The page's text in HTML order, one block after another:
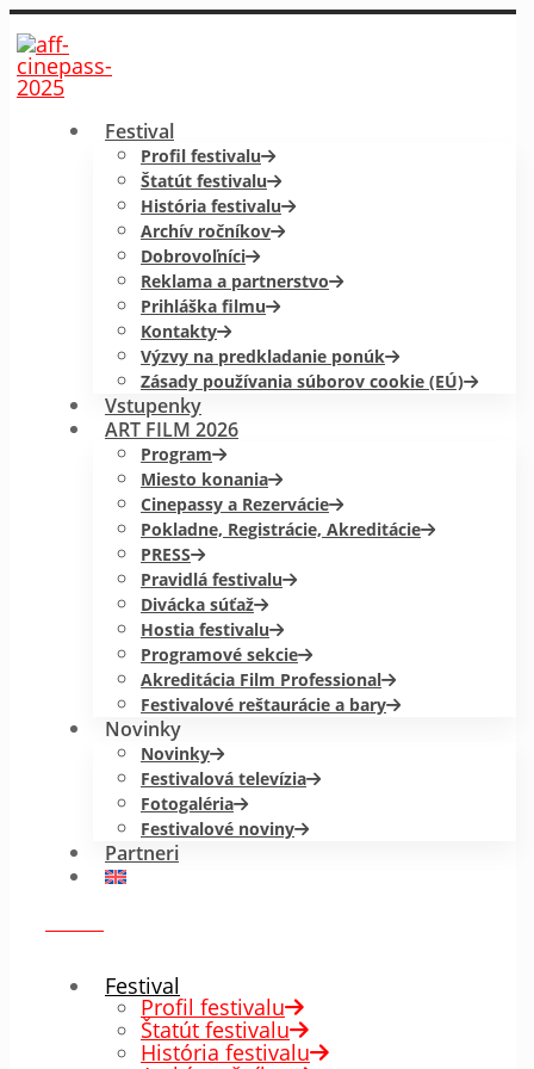
Festival
Profil festivalu
Štatút festivalu
História festivalu
Archív ročníkov
Dobrovoľníci
Reklama a partnerstvo
Prihláška filmu
Kontakty
Výzvy na predkladanie ponúk
Zásady používania súborov cookie (EÚ)
Vstupenky
ART FILM 2026
Program
Miesto konania
Cinepassy a Rezervácie
Pokladne, Registrácie, Akreditácie
PRESS
Pravidlá festivalu
Divácka súťaž
Hostia festivalu
Programové sekcie
Akreditácia Film Professional
Festivalové reštaurácie a bary
Novinky
Novinky
Festivalová televízia
Fotogaléria
Festivalové noviny
Partneri
Festival
Profil festivalu
Štatút festivalu
História festivalu